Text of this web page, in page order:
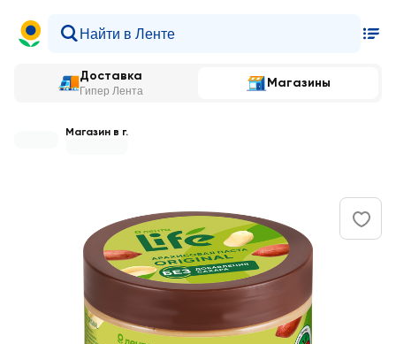
Доставка
Гипер Лента
Магазины
Магазин в г.